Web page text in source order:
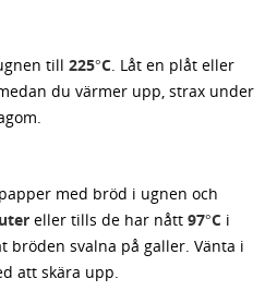
till 225°C. Låt en plåt eller
du värmer upp, strax under
med bröd i ugnen och
eller tills de har nått 97°C i
bröden svalna på galler. Vänta i
att skära upp.